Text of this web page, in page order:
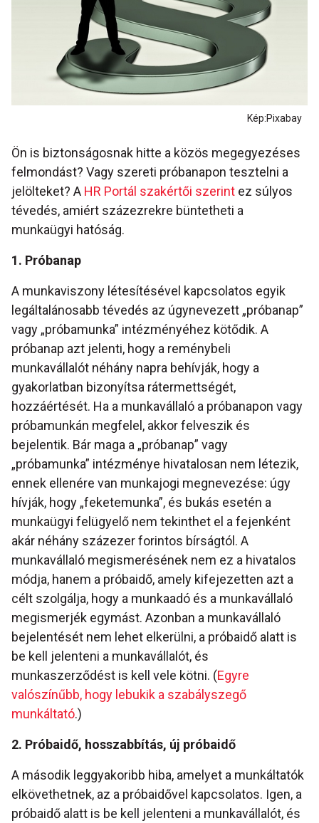
Kép:Pixabay
Ön is biztonságosnak hitte a közös megegyezéses
felmondást? Vagy szereti próbanapon tesztelni a
jelölteket? A HR Portál szakértői szerint ez súlyos
tévedés, amiért százezrekre büntetheti a
munkaügyi hatóság.
1. Próbanap
A munkaviszony létesítésével kapcsolatos egyik
legáltalánosabb tévedés az úgynevezett „próbanap”
vagy „próbamunka” intézményéhez kötődik. A
próbanap azt jelenti, hogy a reménybeli
munkavállalót néhány napra behívják, hogy a
gyakorlatban bizonyítsa rátermettségét,
hozzáértését. Ha a munkavállaló a próbanapon vagy
próbamunkán megfelel, akkor felveszik és
bejelentik. Bár maga a „próbanap” vagy
„próbamunka” intézménye hivatalosan nem létezik,
ennek ellenére van munkajogi megnevezése: úgy
hívják, hogy „feketemunka”, és bukás esetén a
munkaügyi felügyelő nem tekinthet el a fejenként
akár néhány százezer forintos bírságtól. A
munkavállaló megismerésének nem ez a hivatalos
módja, hanem a próbaidő, amely kifejezetten azt a
célt szolgálja, hogy a munkaadó és a munkavállaló
megismerjék egymást. Azonban a munkavállaló
bejelentését nem lehet elkerülni, a próbaidő alatt is
be kell jelenteni a munkavállalót, és
munkaszerződést is kell vele kötni. (Egyre
valószínűbb, hogy lebukik a szabályszegő
munkáltató.)
2. Próbaidő, hosszabbítás, új próbaidő
A második leggyakoribb hiba, amelyet a munkáltatók
elkövethetnek, az a próbaidővel kapcsolatos. Igen, a
próbaidő alatt is be kell jelenteni a munkavállalót, és